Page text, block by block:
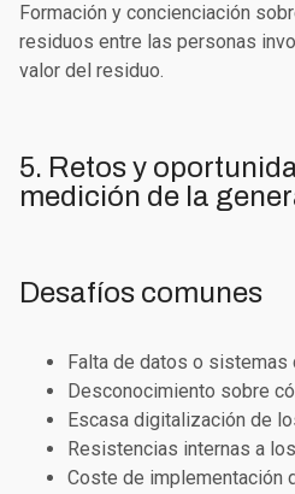
Formación y concienciación
residuos entre las personas
valor del residuo.
5. Retos y
medición de la
Desafíos comunes
Falta de datos o
Desconocimiento sobre
Escasa digitalización de
Resistencias internas a
Coste de implementación